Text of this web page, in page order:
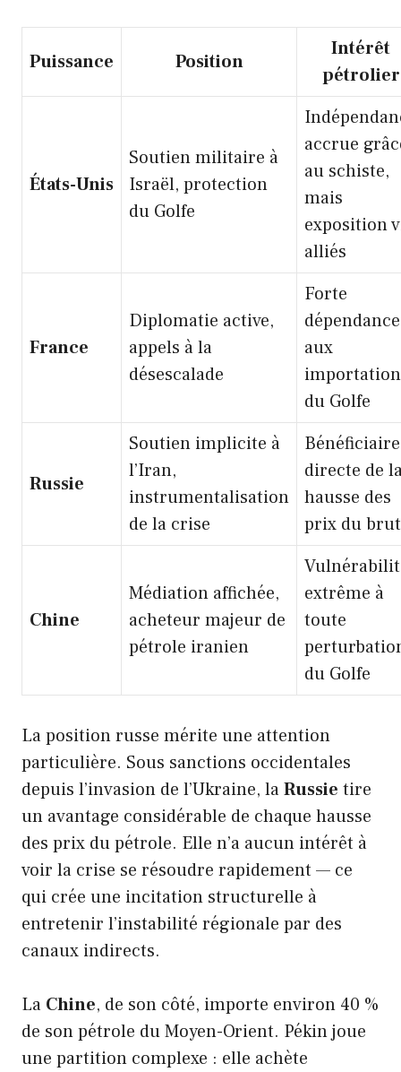
Puissance Position
Intérêt
pétrolier
États-Unis
Soutien militaire à
Israël, protection
du Golfe
accrue
au schiste,
mais
exposition
alliés
France
Diplomatie active,
appels à la
désescalade
Forte
dépendance
aux
du Golfe
Russie
Soutien implicite à
l’Iran,
instrumentalisation
de la crise
Bénéficiaire
directe de
hausse des
prix du brut
Chine
Médiation affichée,
acheteur majeur de
pétrole iranien
extrême à
toute
du Golfe
La position russe mérite une attention
particulière. Sous sanctions occidentales
depuis l’invasion de l’Ukraine, laRussie tire
un avantage considérable de chaque hausse
des prix du pétrole. Elle n’a aucun intérêt à
voir la crise se résoudre rapidement — ce
qui crée une incitation structurelle à
entretenir l’instabilité régionale par des
canaux indirects.
La Chine, de son côté, importe environ 40 %
de son pétrole du Moyen-Orient. Pékin joue
une partition complexe : elle achète